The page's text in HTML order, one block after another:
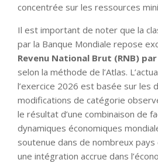
concentrée sur les ressources
Il est important de noter que la
par la Banque Mondiale repose
Revenu National Brut (RNB)
selon la méthode de l’Atlas.
l’exercice 2026 est basée sur les
modifications de catégorie
le résultat d’une combinaison de
dynamiques économiques
soutenue dans de nombreux
une intégration accrue dans